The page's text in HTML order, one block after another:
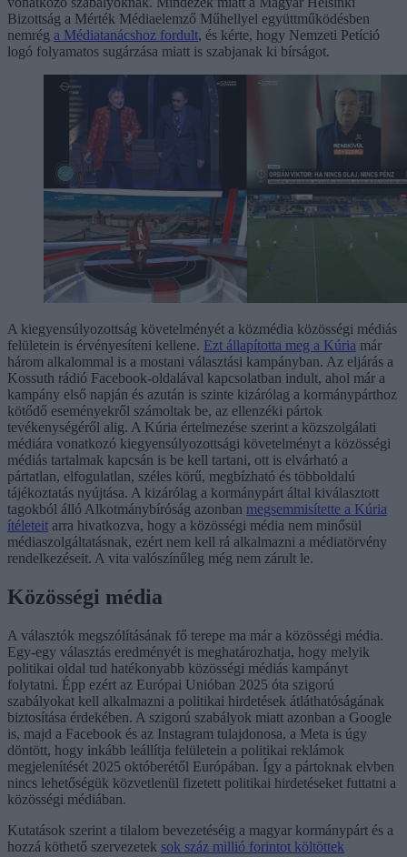
Bizottság a Mérték Médiaelemző Műhellyel együttműködésben
nemrég a Médiatanácshoz fordult, és kérte, hogy Nemzeti Petíció
logó folyamatos sugárzása miatt is szabjanak ki bírságot.
A kiegyensúlyozottság követelményét a közmédia közösségi médiás
felületein is érvényesíteni kellene. Ezt állapította meg a Kúria már
három alkalommal is a mostani választási kampányban. Az eljárás a
Kossuth rádió Facebook-oldalával kapcsolatban indult, ahol már a
kampány első napján és azután is szinte kizárólag a kormánypárthoz
kötődő eseményekről számoltak be, az ellenzéki pártok
tevékenységéről alig. A Kúria értelmezése szerint a közszolgálati
médiára vonatkozó kiegyensúlyozottsági követelményt a közösségi
médiás tartalmak kapcsán is be kell tartani, ott is elvárható a
pártatlan, elfogulatlan, széles körű, megbízható és többoldalú
tájékoztatás nyújtása. A kizárólag a kormánypárt által kiválasztott
tagokból álló Alkotmánybíróság azonban megsemmisítette a Kúria
ítéleteit arra hivatkozva, hogy a közösségi média nem minősül
médiaszolgáltatásnak, ezért nem kell rá alkalmazni a médiatörvény
rendelkezéseit. A vita valószínűleg még nem zárult le.
Közösségi média
A választók megszólításának fő terepe ma már a közösségi média.
Egy-egy választás eredményét is meghatározhatja, hogy melyik
politikai oldal tud hatékonyabb közösségi médiás kampányt
folytatni. Épp ezért az Európai Unióban 2025 óta szigorú
szabályokat kell alkalmazni a politikai hirdetések átláthatóságának
biztosítása érdekében. A szigorú szabályok miatt azonban a Google
is, majd a Facebook és az Instagram tulajdonosa, a Meta is úgy
döntött, hogy inkább leállítja felületein a politikai reklámok
megjelenítését 2025 októberétől Európában. Így a pártoknak elvben
nincs lehetőségük közvetlenül fizetett politikai hirdetéseket futtatni a
közösségi médiában.
Kutatások szerint a tilalom bevezetéséig a magyar kormánypárt és a
hozzá köthető szervezetek sok száz millió forintot költöttek